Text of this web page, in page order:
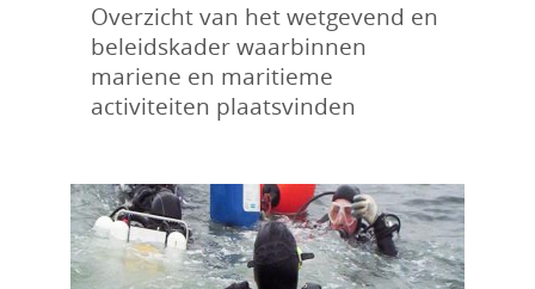
Overzicht van het wetgevend en
beleidskader waarbinnen
mariene en maritieme
activiteiten plaatsvinden